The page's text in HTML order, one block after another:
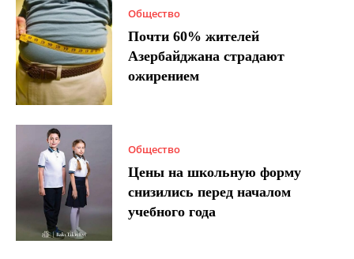
Общество
Почти 60% жителей
Азербайджана страдают
ожирением
Общество
Цены на школьную форму
снизились перед началом
учебного года